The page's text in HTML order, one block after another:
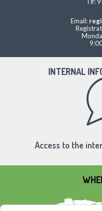
Email:
INTERNAL
Access to the